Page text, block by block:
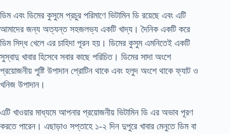
ডিম এবং ডিমের কুসুমে প্রচুর পরিমাণে ভিটামিন ডি রয়েছে এবং এটি
আমাদের জন্য অত্যন্ত সহজলভ্য একটি খাদ্য। দৈনিক একটি করে
ডিম সিদ্ধ খেলে এর চাহিদা পূরন হয়। ডিমের কুসুম এমনিতেই একটি
সুস্বাদু খাবার হিসেবে সবার কাছে পরিচিত। ডিমের সাদা অংশে
প্রয়োজনীয় পুষ্টি উপাদান প্রোটিন থাকে এবং হলুদ অংশে থাকে ফ্যাট ও
খনিজ উপাদান।
এটি খাওয়ার মাধ্যমে আপনার প্রয়োজনীয় ভিটামিন ডি এর অভাব পূরণ
করতে পারেন। এছাড়াও সপ্তাহে ১-২ দিন দুপুরে খাবার মেনুতে ডিম বা